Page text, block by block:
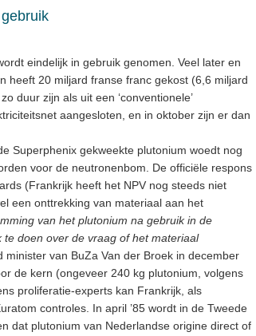
eindelijk in gebruik genomen. Veel later en
heeft 20 miljard franse franc gekost (6,6 miljard
duur zijn als uit een ‘conventionele’
aangesloten, en in oktober zijn er dan
Superphenix gekweekte plutonium woedt nog
voor de neutronenbom. De officiële respons
(Frankrijk heeft het NPV nog steeds niet
een onttrekking van materiaal aan het
van het plutonium na gebruik in de
doen over de vraag of het materiaal
minister van BuZa Van der Broek in december
de kern (ongeveer 240 kg plutonium, volgens
proliferatie-experts kan Frankrijk, als
controles. In april ’85 wordt in de Tweede
dat plutonium van Nederlandse origine direct of